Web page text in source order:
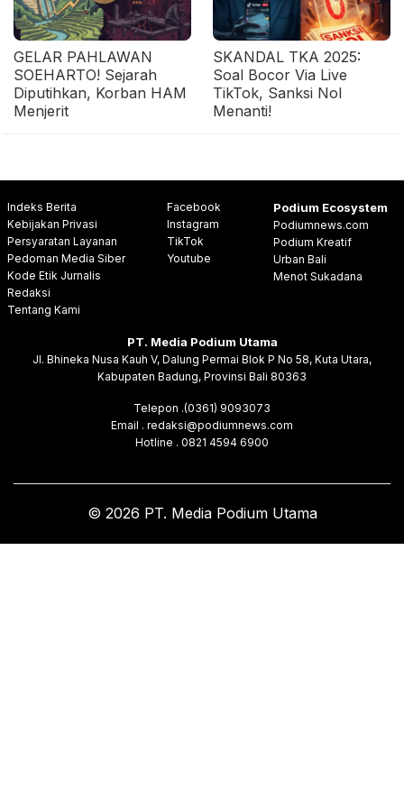
GELAR PAHLAWAN
SOEHARTO! Sejarah
Diputihkan, Korban HAM
Menjerit
SKANDAL TKA 2025:
Soal Bocor Via Live
TikTok, Sanksi Nol
Menanti!
Indeks Berita
Kebijakan Privasi
Persyaratan Layanan
Pedoman Media Siber
Kode Etik Jurnalis
Redaksi
Tentang Kami
Facebook
Instagram
TikTok
Youtube
Podium Ecosystem
Podiumnews.com
Podium Kreatif
Urban Bali
Menot Sukadana
PT. Media Podium Utama
Jl. Bhineka Nusa Kauh V, Dalung Permai Blok P No 58, Kuta Utara,
Kabupaten Badung, Provinsi Bali 80363
Telepon .(0361) 9093073
Email . redaksi@podiumnews.com
Hotline . 0821 4594 6900
© 2026 PT. Media Podium Utama